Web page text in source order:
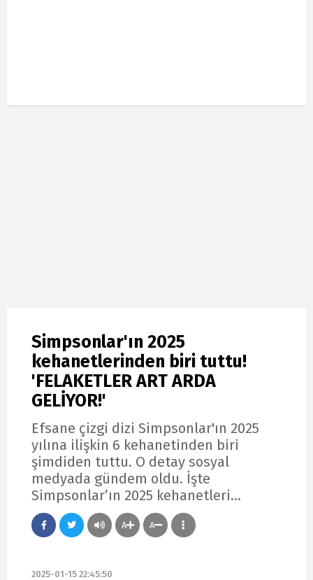
Simpsonlar'ın 2025
kehanetlerinden biri tuttu!
'FELAKETLER ART ARDA
GELİYOR!'
Efsane çizgi dizi Simpsonlar'ın 2025
yılına ilişkin 6 kehanetinden biri
şimdiden tuttu. O detay sosyal
medyada gündem oldu. İşte
Simpsonlar’ın 2025 kehanetleri…
A A
2025-01-15 22:45:50